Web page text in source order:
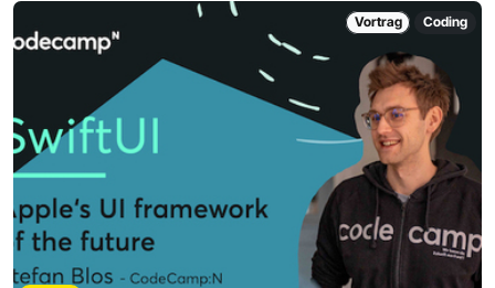
Vortrag Coding